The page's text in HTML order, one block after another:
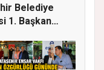
Belediye
1. Başkan